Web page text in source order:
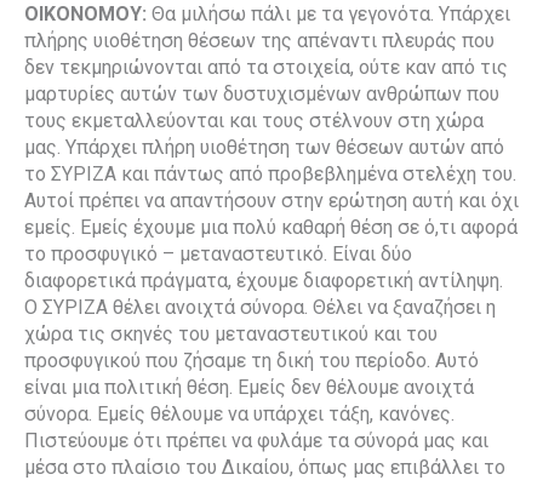
ΟΙΚΟΝΟΜΟΥ: Θα μιλήσω πάλι με τα γεγονότα. Υπάρχει
πλήρης υιοθέτηση θέσεων της απέναντι πλευράς που
δεν τεκμηριώνονται από τα στοιχεία, ούτε καν από τις
μαρτυρίες αυτών των δυστυχισμένων ανθρώπων που
τους εκμεταλλεύονται και τους στέλνουν στη χώρα
μας. Υπάρχει πλήρη υιοθέτηση των θέσεων αυτών από
το ΣΥΡΙΖΑ και πάντως από προβεβλημένα στελέχη του.
Αυτοί πρέπει να απαντήσουν στην ερώτηση αυτή και όχι
εμείς. Εμείς έχουμε μια πολύ καθαρή θέση σε ό,τι αφορά
το προσφυγικό – μεταναστευτικό. Είναι δύο
διαφορετικά πράγματα, έχουμε διαφορετική αντίληψη.
Ο ΣΥΡΙΖΑ θέλει ανοιχτά σύνορα. Θέλει να ξαναζήσει η
χώρα τις σκηνές του μεταναστευτικού και του
προσφυγικού που ζήσαμε τη δική του περίοδο. Αυτό
είναι μια πολιτική θέση. Εμείς δεν θέλουμε ανοιχτά
σύνορα. Εμείς θέλουμε να υπάρχει τάξη, κανόνες.
Πιστεύουμε ότι πρέπει να φυλάμε τα σύνορά μας και
μέσα στο πλαίσιο του Δικαίου, όπως μας επιβάλλει το